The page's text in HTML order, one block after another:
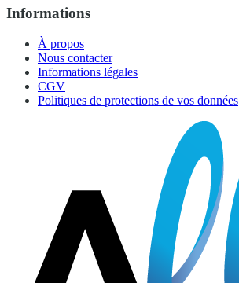
Informations
À propos
Nous contacter
Informations légales
CGV
Politiques de protections de vos données